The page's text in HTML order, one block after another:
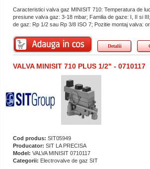
Caracteristici valva gaz MINISIT 710: Temperatura de
presiune valva gaz: 3-18 mbar; Familia de gaze: I, II si
de gaz: Rp 1/2 sau Rp 3/8 ISO 7; Pozitie montaj valva:
Detalii
VALVA MINISIT 710 PLUS 1/2" - 0710117
Cod produs: SIT05949
Producator: SIT LA PRECISA
Model: VALVA MINISIT 0710117
Categorii: Electrovalve de gaz SIT